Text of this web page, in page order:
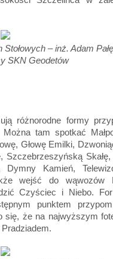
– inż. Adam
SKN Geodetów
różnorodne formy
tam spotkać
Głowę Emilki,
Szczebrzeszyńską
Dymny Kamień,
wejść do wąwozów
Czyściec i Niebo.
punktem
się, że na najwyższym